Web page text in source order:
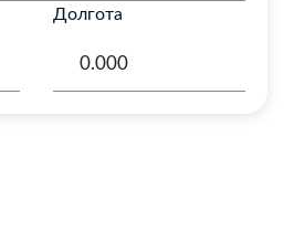
Долгота